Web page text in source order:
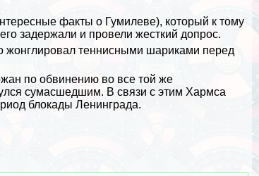
факты о Гумилеве), который к тому
задержали и провели жесткий допрос.
теннисными шариками перед
по обвинению во все той же
cyмacшедшим. В связи с этим Хармса
блокады Ленинграда.